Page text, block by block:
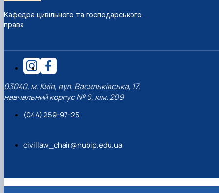
Кафедра цивільного та господарського
права
03040, м. Київ, вул. Васильківська, 17,
навчальний корпус № 6, кім. 209
(044) 259-97-25
civillaw_chair@nubip.edu.ua